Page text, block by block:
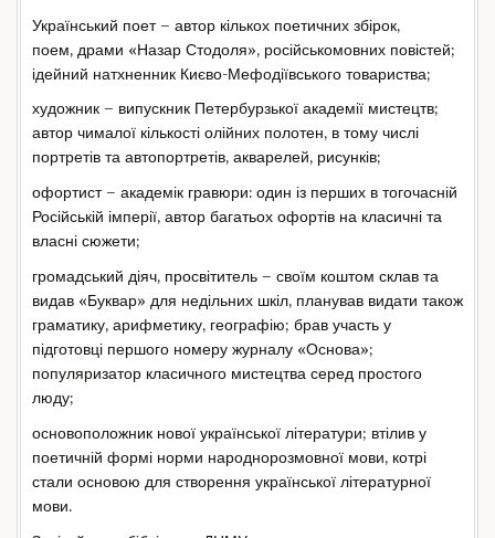
Український поет – автор кількох поетичних збірок,
поем, драми «Назар Стодоля», російськомовних повістей;
ідейний натхненник Києво-Мефодіївського товариства;
художник – випускник Петербурзької академії мистецтв;
автор чималої кількості олійних полотен, в тому числі
портретів та автопортретів, акварелей, рисунків;
офортист – академік гравюри: один із перших в тогочасній
Російській імперії, автор багатьох офортів на класичні та
власні сюжети;
громадський діяч, просвітитель – своїм коштом склав та
видав «Буквар» для недільних шкіл, планував видати також
граматику, арифметику, географію; брав участь у
підготовці першого номеру журналу «Основа»;
популяризатор класичного мистецтва серед простого
люду;
основоположник нової української літератури; втілив у
поетичній формі норми народнорозмовної мови, котрі
стали основою для створення української літературної
мови.